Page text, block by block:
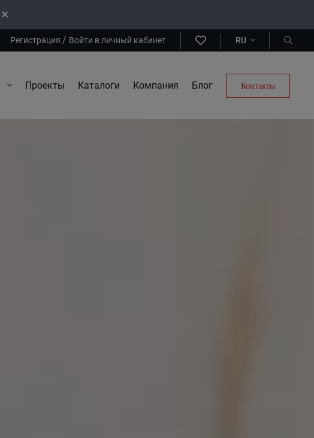
Регистрация / Войти в личный кабинет RU
Проекты Каталоги Компания Блог Контакты